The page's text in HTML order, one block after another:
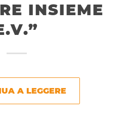
INSIEME
A LEGGERE